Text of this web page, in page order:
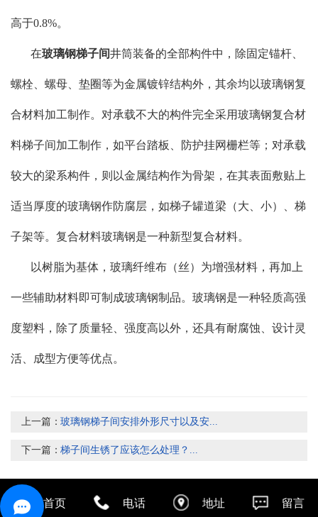
高于0.8%。
在玻璃钢梯子间井筒装备的全部构件中，除固定锚杆、
螺栓、螺母、垫圈等为金属镀锌结构外，其余均以玻璃钢复
合材料加工制作。对承载不大的构件完全采用玻璃钢复合材
料梯子间加工制作，如平台踏板、防护挂网栅栏等；对承载
较大的梁系构件，则以金属结构作为骨架，在其表面敷贴上
适当厚度的玻璃钢作防腐层，如梯子罐道梁（大、小）、梯
子架等。复合材料玻璃钢是一种新型复合材料。
以树脂为基体，玻璃纤维布（丝）为增强材料，再加上
一些辅助材料即可制成玻璃钢制品。玻璃钢是一种轻质高强
度塑料，除了质量轻、强度高以外，还具有耐腐蚀、设计灵
活、成型方便等优点。
上一篇：玻璃钢梯子间安排外形尺寸以及安...
下一篇：梯子间生锈了应该怎么处理？...
首页 电话 地址 留言